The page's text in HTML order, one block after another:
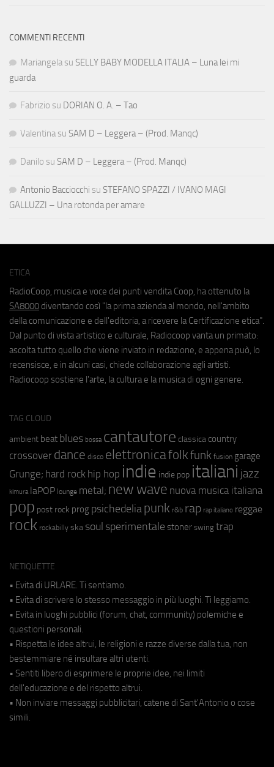
COMMENTI RECENTI
Mariangela su SELLY BABY MODELLA ITALIA – Luna lei mi
guarda
Fabrizio su DORIAN O. A. – Tao
Valentina su SAM D – Leggera – (Prod. Manqc)
Danilo su SAM D – Leggera – (Prod. Manqc)
Antonio Bacciocchi su STEFANO SPAZZI / IVANO MAGI
GALLUZZI – Una rotonda per amare
ETICA
RadioCoop, musica e voce dei punti vendita Coop, ha ottenuto la
SA8000 diventando così "la prima azienda al mondo, nell'ambito
della comunicazione e dell'editoria, a ricevere la Certificazione etica".
Dal punto di vista artistico e culturale, Radiocoop vanta un primato:
ascolta tutto quello che viene inviato in redazione, e appena può, lo
recensisce, e in alcuni casi, chiede collaborazione agli artisti.
Radiocoop sostiene l'arte, la cultura e la musica di ogni genere.
TAG CLOUD
ambient beat blues bossa cantautore classica country
crossover dance disco elettronicafolkfunk fusion garage
Grunge; hard rock hip hop indie indie pop italiani jazz
kimura laPOP lounge metal; new wave nuova musica italiana
pop post rock prog psichedeliapunk r&b rap rap italiano reggae
rock rockabilly ska soul sperimentale stoner swing trap
NETIQUETTE
• Evita di URLARE. Ti sentiamo.
• Evita di scrivere lo stesso messaggio in più luoghi. Ti leggiamo.
• Evita in luoghi pubblici (forum, chat, community) polemiche e
questioni personali.
• Rispetta le idee altrui, le religioni e razze diverse dalla tua, non
bestemmiare né insultare altri utenti.
• Sentiti libero di esprimere le proprie idee, nei limiti
dell'educazione e del rispetto altrui.
• Non inviare messaggi pubblicitari, catene di Sant'Antonio o cose
simili.